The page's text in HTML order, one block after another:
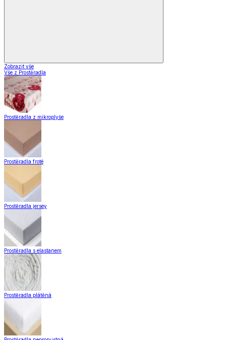
Zobrazit vše
Vše z Prostěradla
Prostěradla z mikroplyše
Prostěradla froté
Prostěradla jersey
Prostěradla s elastanem
Prostěradla plátěná